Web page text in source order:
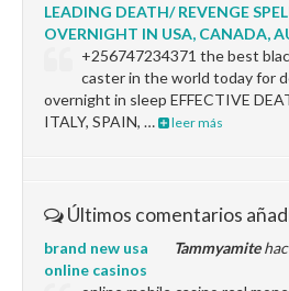
LEADING DEATH/ REVENGE
OVERNIGHT IN USA, CANADA,
+256747234371 the best
caster in the world today for
overnight in sleep EFFECTIVE
ITALY, SPAIN, …
leer más
Últimos comentarios
Tammyamite
brand new usa
online casinos